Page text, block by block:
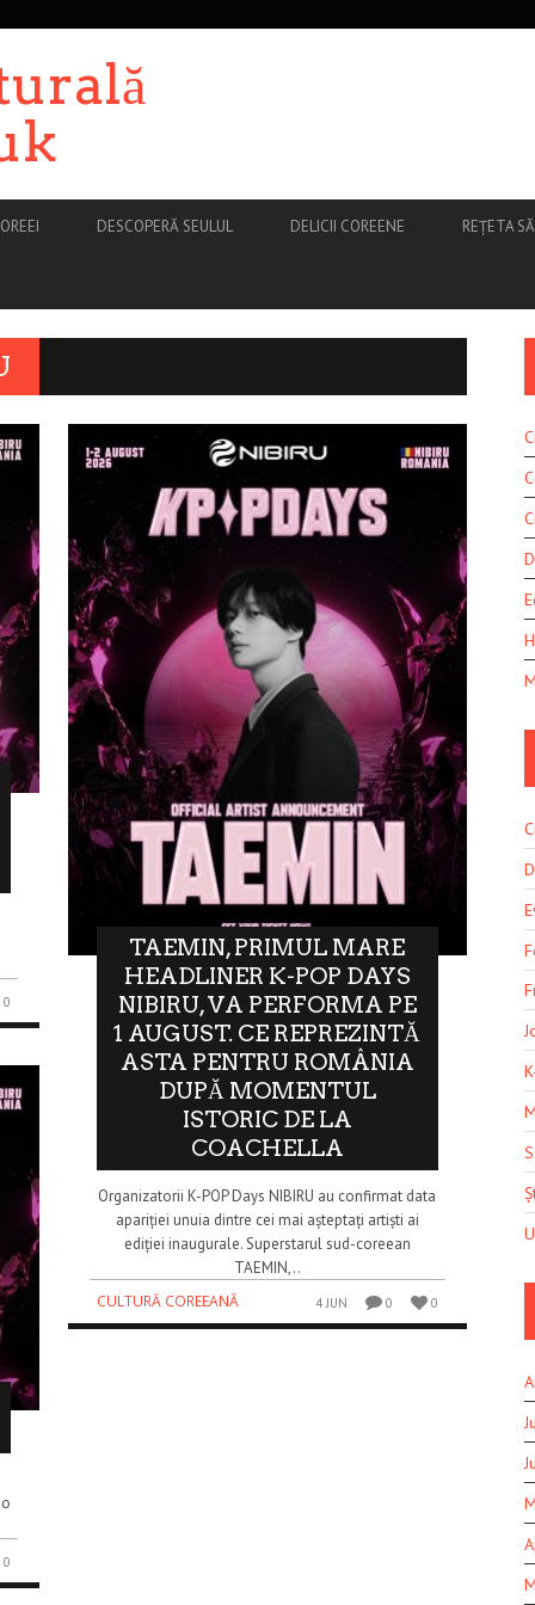
DESCOPERĂ SEULUL DELICII COREENE REȚETA
0
0
TAEMIN, PRIMUL MARE
HEADLINER K-POP DAYS
NIBIRU, VA PERFORMA PE
1 AUGUST. CE REPREZINTĂ
ASTA PENTRU ROMÂNIA
DUPĂ MOMENTUL
ISTORIC DE LA
COACHELLA
Organizatorii K-POP Days NIBIRU au confirmat data
apariției unuia dintre cei mai așteptați artiști ai
ediției inaugurale. Superstarul sud-coreean
TAEMIN,..
CULTURĂ COREEANĂ
4 JUN 0 0